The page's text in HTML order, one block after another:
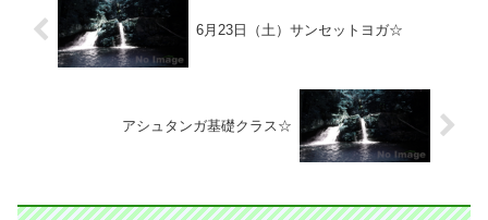
6月23日（土）サンセットヨガ☆
アシュタンガ基礎クラス☆